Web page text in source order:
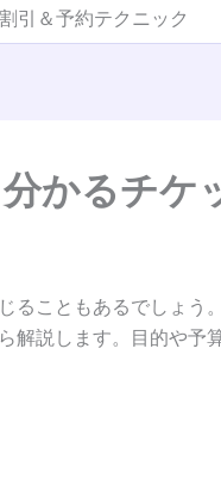
引＆予約テクニック
かるチケ
こともあるでしょ
説します。目的や